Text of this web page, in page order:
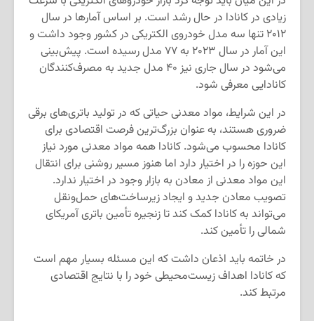
زیادی در کانادا در حال رشد است. بر اساس آمارها در سال
۲۰۱۲ تنها سه مدل خودروی الکتریکی در کشور وجود داشت و
این آمار در سال ۲۰۲۳ به ۷۷ مدل رسیده است. پیش‌بینی
می‌شود در سال جاری نیز ۴۰ مدل جدید به مصرف‌کنندگان
کانادایی معرفی شود.
در این شرایط، مواد معدنی حیاتی که در تولید باتری‌های برقی
ضروری هستند، به عنوان بزرگ‌ترین فرصت اقتصادی برای
کانادا محسوب می‌شود. کانادا همه مواد معدنی مورد نیاز
این حوزه را در اختیار دارد اما هنوز مسیر روشنی برای انتقال
این مواد معدنی از معادن به بازار وجود در اختیار ندارد.
تصویب معادن جدید و ایجاد زیرساخت‌های حمل‌ونقل
می‌تواند به کانادا کمک کند تا زنجیره تأمین باتری آمریکای
شمالی را تأمین کند.
در خاتمه باید اذعان داشت که این مسئله بسیار مهم است
که کانادا اهداف زیست‌محیطی خود را با نتایج اقتصادی
مرتبط کند.